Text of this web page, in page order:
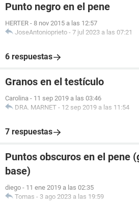
Punto negro en el pene
HERTER - 8 nov 2015 a las 12:57
JoseAntonioprieto - 7 jul 2023 a las 07:21
6 respuestas
Granos en el testículo
Carolina - 11 sep 2019 a las 03:46
DRA. MARNET - 12 sep 2019 a las 11:54
7 respuestas
Puntos obscuros en el pene
base)
diego - 11 ene 2019 a las 02:35
Tomas - 3 ago 2023 a las 19:59